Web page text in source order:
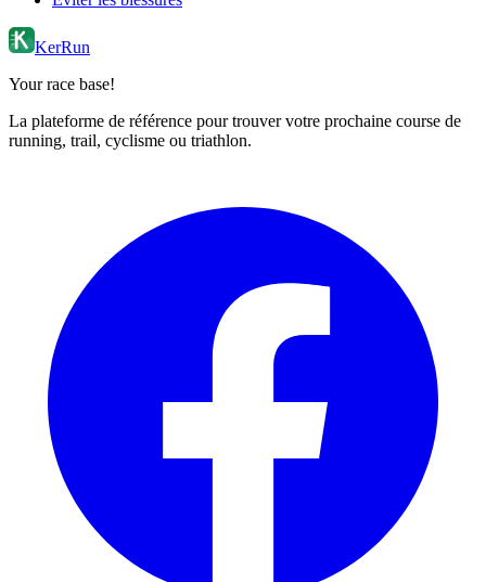
KerRun
Your race base!
La plateforme de référence pour trouver votre prochaine course de
running, trail, cyclisme ou triathlon.